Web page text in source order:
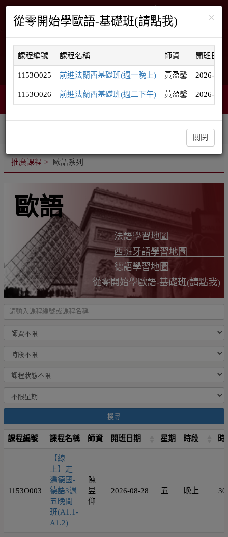
English 網站導覽
網頁選單
購物車
智能客服
學員登入
推廣課程 歐語系列
歐語
法語學習地圖
西班牙語學習地圖
德語學習地圖
從零開始學歐語-基礎班(請點我)
搜尋
課程編號 課程名稱 師資 開班日期 星期 時段 時
1153O003
【線
上】走
遍德國-
德語3週
五晚間
班(A1.1-
A1.2)
陳
昱
仰
2026-08-28 五 晚上 30
×
從零開始學歐語-基礎班(請點我)
課程編號 課程名稱 師資 開班日期
1153O025 前進法蘭西基礎班(週一晚上) 黃盈馨 2026-09-
1153O026 前進法蘭西基礎班(週二下午) 黃盈馨 2026-09-
關閉